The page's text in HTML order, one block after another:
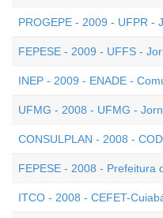
PROGEPE - 2009 - UFPR -
FEPESE - 2009 - UFFS -
INEP - 2009 - ENADE -
UFMG - 2008 - UFMG -
CONSULPLAN - 2008 -
FEPESE - 2008 - Prefeitura
ITCO - 2008 - CEFET-